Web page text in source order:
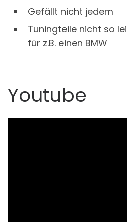
Gefällt nicht jedem
Tuningteile nicht so
für z.B. einen BMW
Youtube